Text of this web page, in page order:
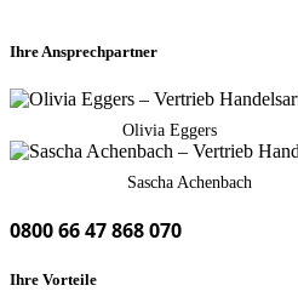
Ihre Ansprechpartner
Olivia Eggers
Sascha Achenbach
0800 66 47 868 070
Ihre Vorteile